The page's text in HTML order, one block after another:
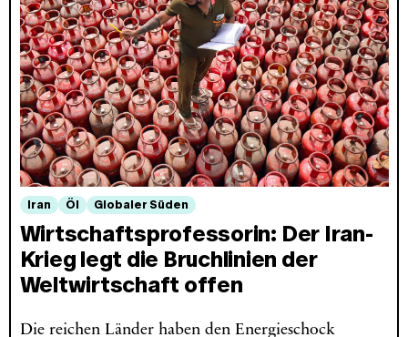
Iran Öl Globaler Süden
Wirtschaftsprofessorin: Der Iran-
Krieg legt die Bruchlinien der
Weltwirtschaft offen
Die reichen Länder haben den Energieschock